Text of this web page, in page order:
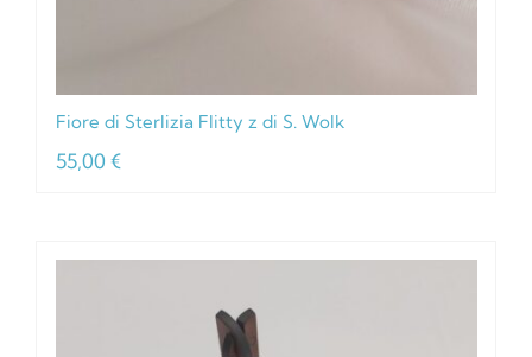
Fiore di Sterlizia Flitty z di S. Wolk
55,00 €